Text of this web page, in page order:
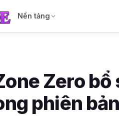
Nền tảng
Zero bổ
phiên